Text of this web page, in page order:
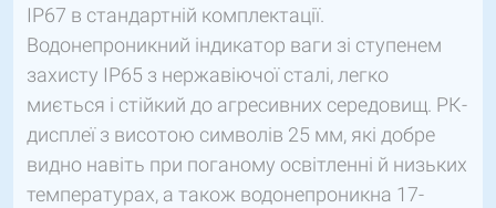
IP67 в стандартній комплектації.
Водонепроникний індикатор ваги зі ступенем
захисту IP65 з нержавіючої сталі, легко
миється і стійкий до агресивних середовищ. РК-
дисплеї з висотою символів 25 мм, які добре
видно навіть при поганому освітленні й низьких
температурах, а також водонепроникна 17-